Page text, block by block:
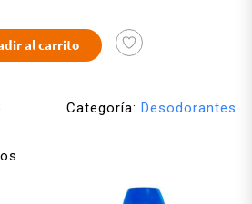
al carrito
Categoría: Desodorantes